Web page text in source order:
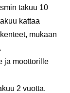
takuu 10
kattaa
mukaan
ja moottorille
2 vuotta.